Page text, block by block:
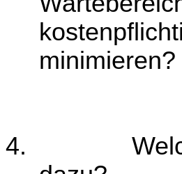
minimieren?
4.